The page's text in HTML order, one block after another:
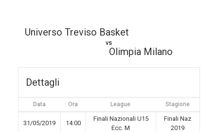
Universo Treviso Basket
vs
Olimpia Milano
Dettagli
Data Ora League Stagione
31/05/2019 14:00
Finali Nazionali U15
Ecc. M
Finali Naz
2019